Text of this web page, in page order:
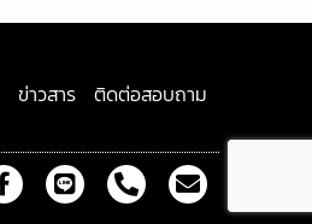
ข่าวสาร ติดต่อสอบถาม
F
a
L
i
P
h
E
n